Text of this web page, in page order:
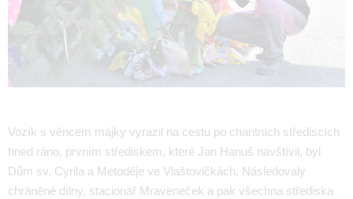
Vozík s věncem májky vyrazil na cestu po charitních střediscích
hned ráno, prvním střediskem, které Jan Hanuš navštívil, byl
Dům sv. Cyrila a Metoděje ve Vlaštovičkách. Následovaly
chráněné dílny, stacionář Mraveneček a pak všechna střediska